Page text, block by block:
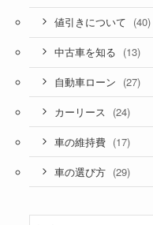
値引きについて (40)
中古車を知る (13)
自動車ローン (27)
カーリース (24)
車の維持費 (17)
車の選び方 (29)